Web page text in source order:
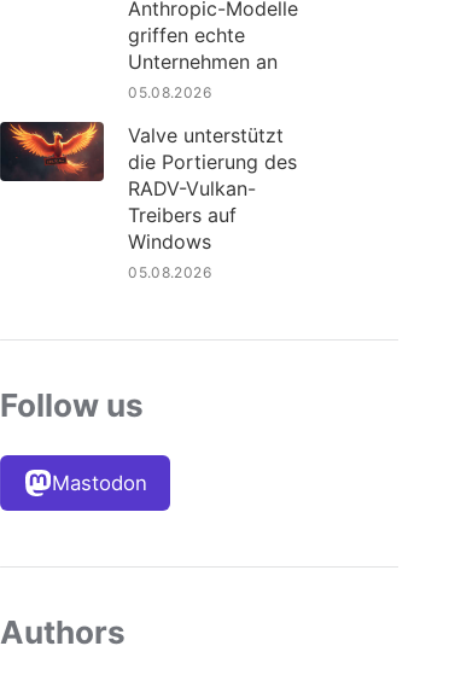
Anthropic-Modelle
griffen echte
Unternehmen an
05.08.2026
Valve unterstützt
die Portierung des
RADV-Vulkan-
Treibers auf
Windows
05.08.2026
Follow us
Mastodon
Authors